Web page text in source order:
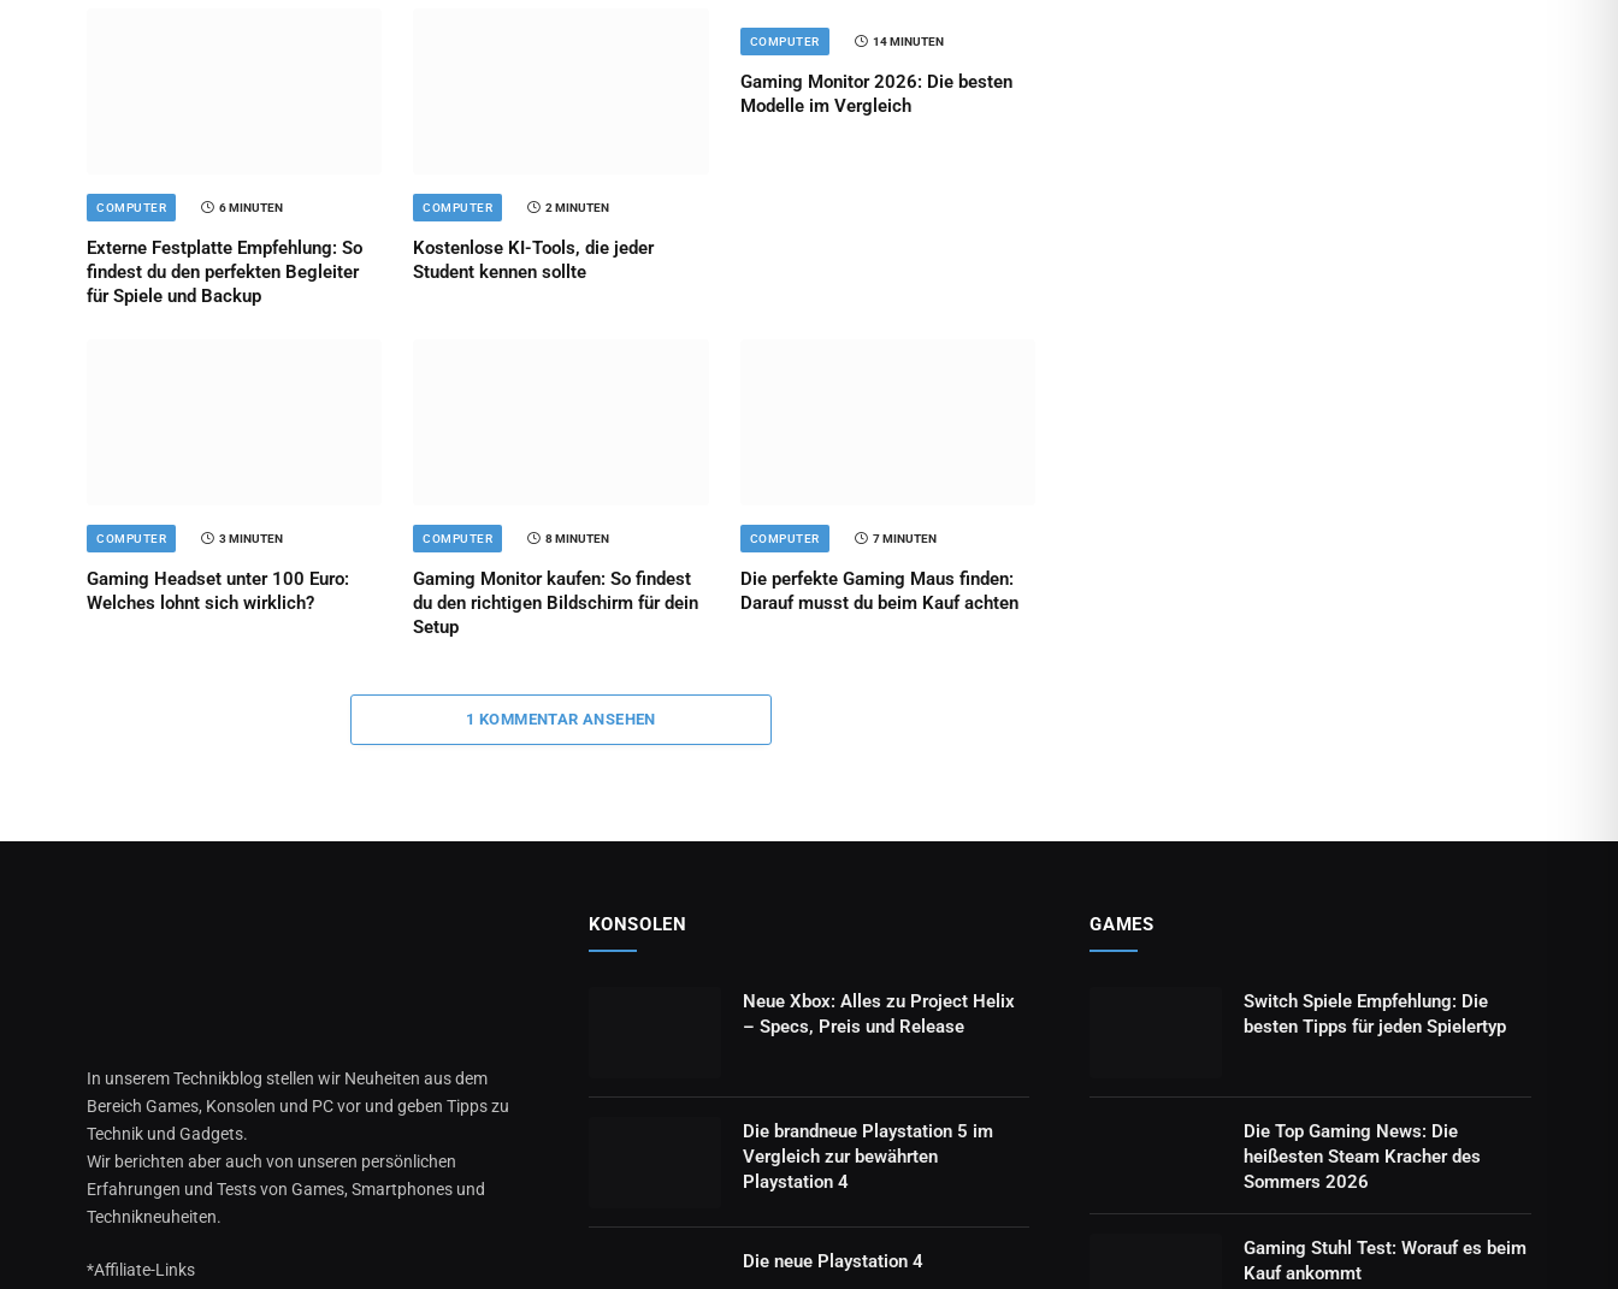
COMPUTER 6 MINUTEN
Externe Festplatte Empfehlung: So
findest du den perfekten Begleiter
für Spiele und Backup
COMPUTER 2 MINUTEN
Kostenlose KI-Tools, die jeder
Student kennen sollte
COMPUTER 14 MINUTEN
Gaming Monitor 2026: Die besten
Modelle im Vergleich
COMPUTER 3 MINUTEN
Gaming Headset unter 100 Euro:
Welches lohnt sich wirklich?
COMPUTER 8 MINUTEN
Gaming Monitor kaufen: So findest
du den richtigen Bildschirm für dein
Setup
COMPUTER 7 MINUTEN
Die perfekte Gaming Maus finden:
Darauf musst du beim Kauf achten
1 KOMMENTAR ANSEHEN
In unserem Technikblog stellen wir Neuheiten aus dem
Bereich Games, Konsolen und PC vor und geben Tipps zu
Technik und Gadgets.
Wir berichten aber auch von unseren persönlichen
Erfahrungen und Tests von Games, Smartphones und
Technikneuheiten.
*Affiliate-Links
KONSOLEN
Neue Xbox: Alles zu Project Helix
– Specs, Preis und Release
Die brandneue Playstation 5 im
Vergleich zur bewährten
Playstation 4
Die neue Playstation 4
GAMES
Switch Spiele Empfehlung: Die
besten Tipps für jeden Spielertyp
Die Top Gaming News: Die
heißesten Steam Kracher des
Sommers 2026
Gaming Stuhl Test: Worauf es beim
Kauf ankommt